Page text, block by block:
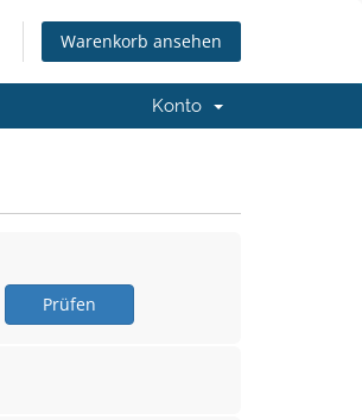
Warenkorb ansehen
Konto
Prüfen